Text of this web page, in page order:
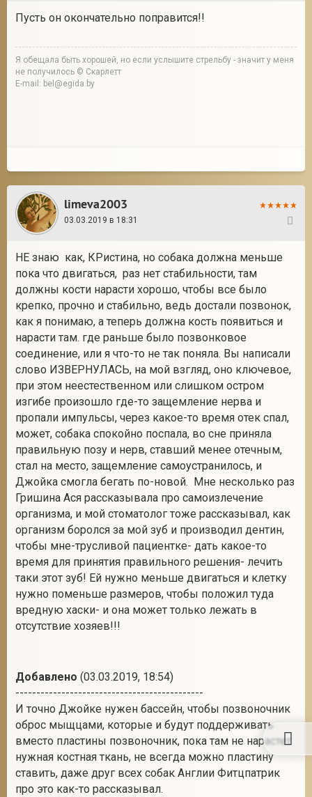
Пусть он окончательно поправится!!
Я обещала быть хорошей, но если услышите стрельбу - значит у меня
не получилось © Скарлетт
E-mail: bel@egida.by
limeva2003
03.03.2019 в 18:31
НЕ знаю как, КРистина, но собака должна меньше
пока что двигаться, раз нет стабильности, там
должны кости нарасти хорошо, чтобы все было
крепко, прочно и стабильно, ведь достали позвонок,
как я понимаю, а теперь должна кость появиться и
нарасти там. где раньше было позвонковое
соединение, или я что-то не так поняла. Вы написали
слово ИЗВЕРНУЛАСЬ, на мой взгляд, оно ключевое,
при этом неестественном или слишком остром
изгибе произошло где-то защемление нерва и
пропали импульсы, через какое-то время отек спал,
может, собака спокойно поспала, во сне приняла
правильную позу и нерв, ставший менее отечным,
стал на место, защемление самоустранилось, и
Джойка смогла бегать по-новой. Мне несколько раз
Гришина Ася рассказывала про самоизлечение
организма, и мой стоматолог тоже рассказывал, как
организм боролся за мой зуб и производил дентин,
чтобы мне-трусливой пациентке- дать какое-то
время для принятия правильного решения- лечить
таки этот зуб! Ей нужно меньше двигаться и клетку
нужно поменьше размеров, чтобы положил туда
вредную хаски- и она может только лежать в
отсутствие хозяев!!!
Добавлено (03.03.2019, 18:54)
---------------------------------------------
И точно Джойке нужен бассейн, чтобы позвоночник
оброс мыщцами, которые и будут поддерживать
вместо пластины позвоночник, пока там не нарастет
нужная костная ткань, не всегда можно пластину
ставить, даже друг всех собак Англии Фитцпатрик
про это как-то рассказывал.